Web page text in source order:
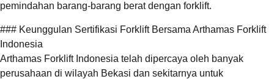
pemindahan barang-barang berat dengan forklift.
### Keunggulan Sertifikasi Forklift Bersama Arthamas Forklift
Indonesia
Arthamas Forklift Indonesia telah dipercaya oleh banyak
perusahaan di wilayah Bekasi dan sekitarnya untuk